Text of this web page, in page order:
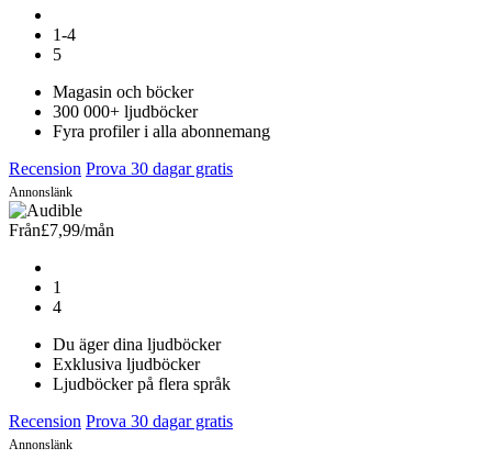
1-4
5
Magasin och böcker
300 000+ ljudböcker
Fyra profiler i alla abonnemang
Recension Prova 30 dagar gratis
Annonslänk
Från£7,99/mån
1
4
Du äger dina ljudböcker
Exklusiva ljudböcker
Ljudböcker på flera språk
Recension Prova 30 dagar gratis
Annonslänk